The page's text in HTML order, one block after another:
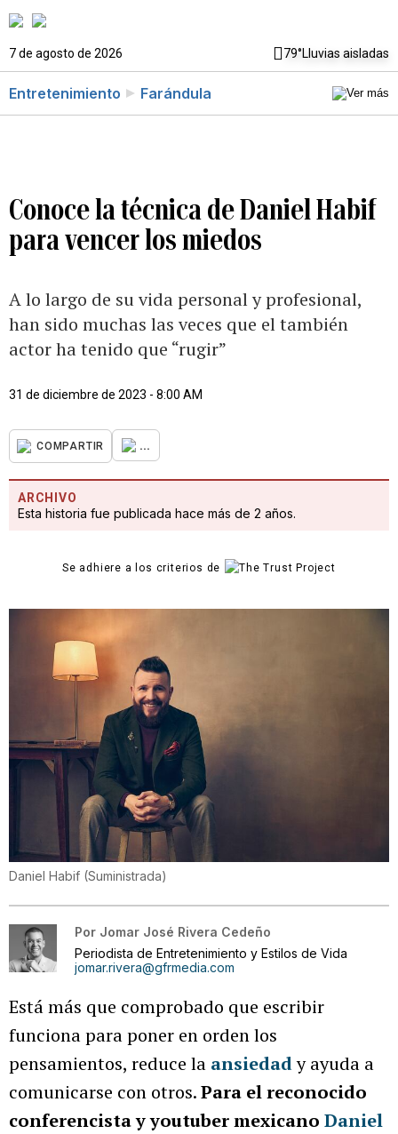
7 de agosto de 2026 79°Lluvias aisladas
Entretenimiento Farándula
Conoce la técnica de Daniel Habif
para vencer los miedos
A lo largo de su vida personal y profesional,
han sido muchas las veces que el también
actor ha tenido que “rugir”
31 de diciembre de 2023 - 8:00 AM
COMPARTIR ...
ARCHIVO
Esta historia fue publicada hace más de 2 años.
Se adhiere a los criterios de
Daniel Habif (Suministrada)
Por Jomar José Rivera Cedeño
Periodista de Entretenimiento y Estilos de Vida
jomar.rivera@gfrmedia.com
Está más que comprobado que escribir
funciona para poner en orden los
pensamientos, reduce la ansiedady ayuda a
comunicarse con otros.Para el reconocido
conferencista y youtuber mexicano Daniel